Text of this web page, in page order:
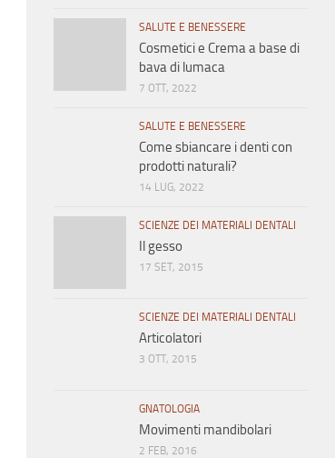
SALUTE E BENESSERE
Cosmetici e Crema a base di
bava di lumaca
7 OTT, 2022
SALUTE E BENESSERE
Come sbiancare i denti con
prodotti naturali?
14 LUG, 2022
SCIENZE DEI MATERIALI DENTALI
Il gesso
17 SET, 2015
SCIENZE DEI MATERIALI DENTALI
Articolatori
3 OTT, 2015
GNATOLOGIA
Movimenti mandibolari
2 FEB, 2016